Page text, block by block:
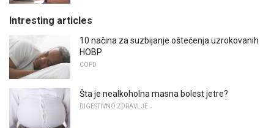
Intresting articles
10 načina za suzbijanje oštećenja uzrokovanih
HOBP
COPD
Šta je nealkoholna masna bolest jetre?
DIGESTIVNO ZDRAVLJE